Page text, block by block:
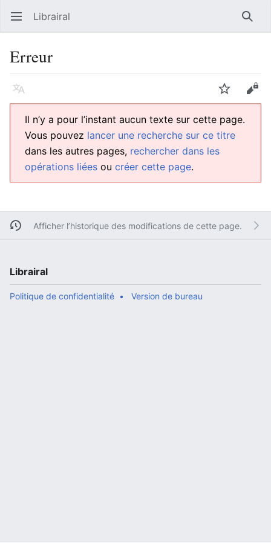
Ouvrir le menu principal Librairal
Erreur
Langue Suivre
Il n’y a pour l’instant aucun texte sur cette page.
Vous pouvez lancer une recherche sur ce titre
dans les autres pages, rechercher dans les
opérations liées ou créer cette page.
Afficher l’historique des modifications de cette page.
Librairal
Politique de confidentialité Version de bureau